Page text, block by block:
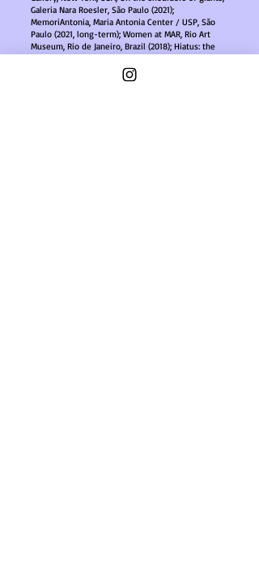
Galeria Nara Roesler, São Paulo (2021);
MemoriAntonia, Maria Antonia Center / USP, São
Paulo (2021, long-term); Women at MAR, Rio Art
Museum, Rio de Janeiro, Brazil (2018); Hiatus: the
Memorial da Resistência, São Paulo, Brazil (2017);
Livres Uniks, Topographie de l’art, Paris, Mémoire